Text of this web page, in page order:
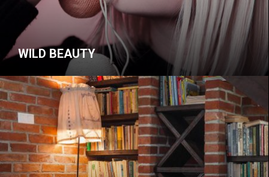
WILD BEAUTY